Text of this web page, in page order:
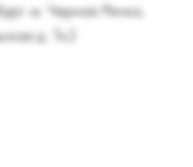
м. Черная Речка,
д. 7к2